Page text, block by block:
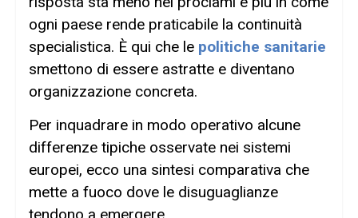
ogni paese rende praticabile la continuità
specialistica. È qui che le politiche sanitarie
smettono di essere astratte e diventano
organizzazione concreta.
Per inquadrare in modo operativo alcune
differenze tipiche osservate nei sistemi
europei, ecco una sintesi comparativa che
mette a fuoco dove le disuguaglianze